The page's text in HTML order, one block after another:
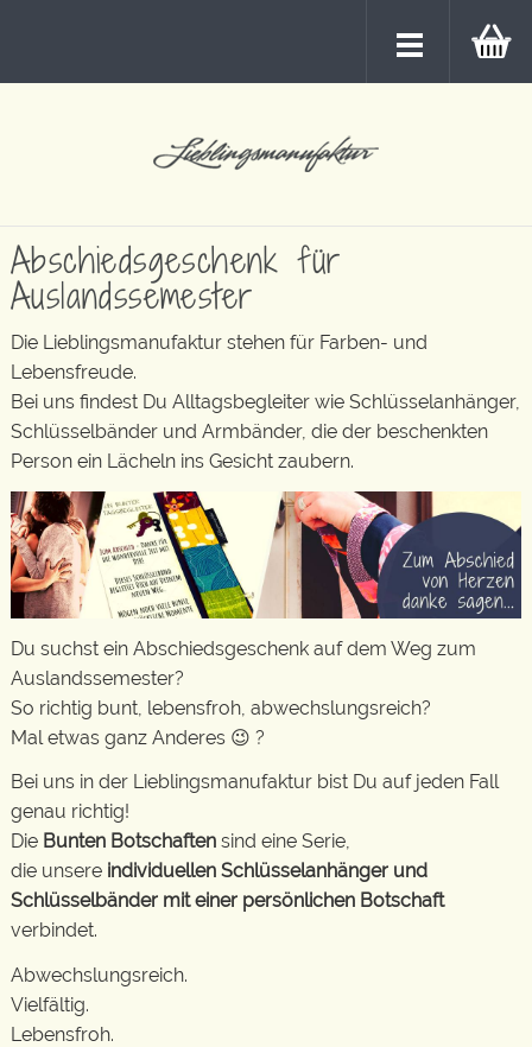
Abschiedsgeschenk für
Auslandssemester
Die Lieblingsmanufaktur stehen für Farben- und
Lebensfreude.
Bei uns findest Du Alltagsbegleiter wie Schlüsselanhänger,
Schlüsselbänder und Armbänder, die der beschenkten
Person ein Lächeln ins Gesicht zaubern.
Du suchst ein Abschiedsgeschenk auf dem Weg zum
Auslandssemester?
So richtig bunt, lebensfroh, abwechslungsreich?
Mal etwas ganz Anderes 😉 ?
Bei uns in der Lieblingsmanufaktur bist Du auf jeden Fall
genau richtig!
Die Bunten Botschaften sind eine Serie,
die unsere individuellen Schlüsselanhänger und
Schlüsselbänder mit einer persönlichen Botschaft
verbindet.
Abwechslungsreich.
Vielfältig.
Lebensfroh.